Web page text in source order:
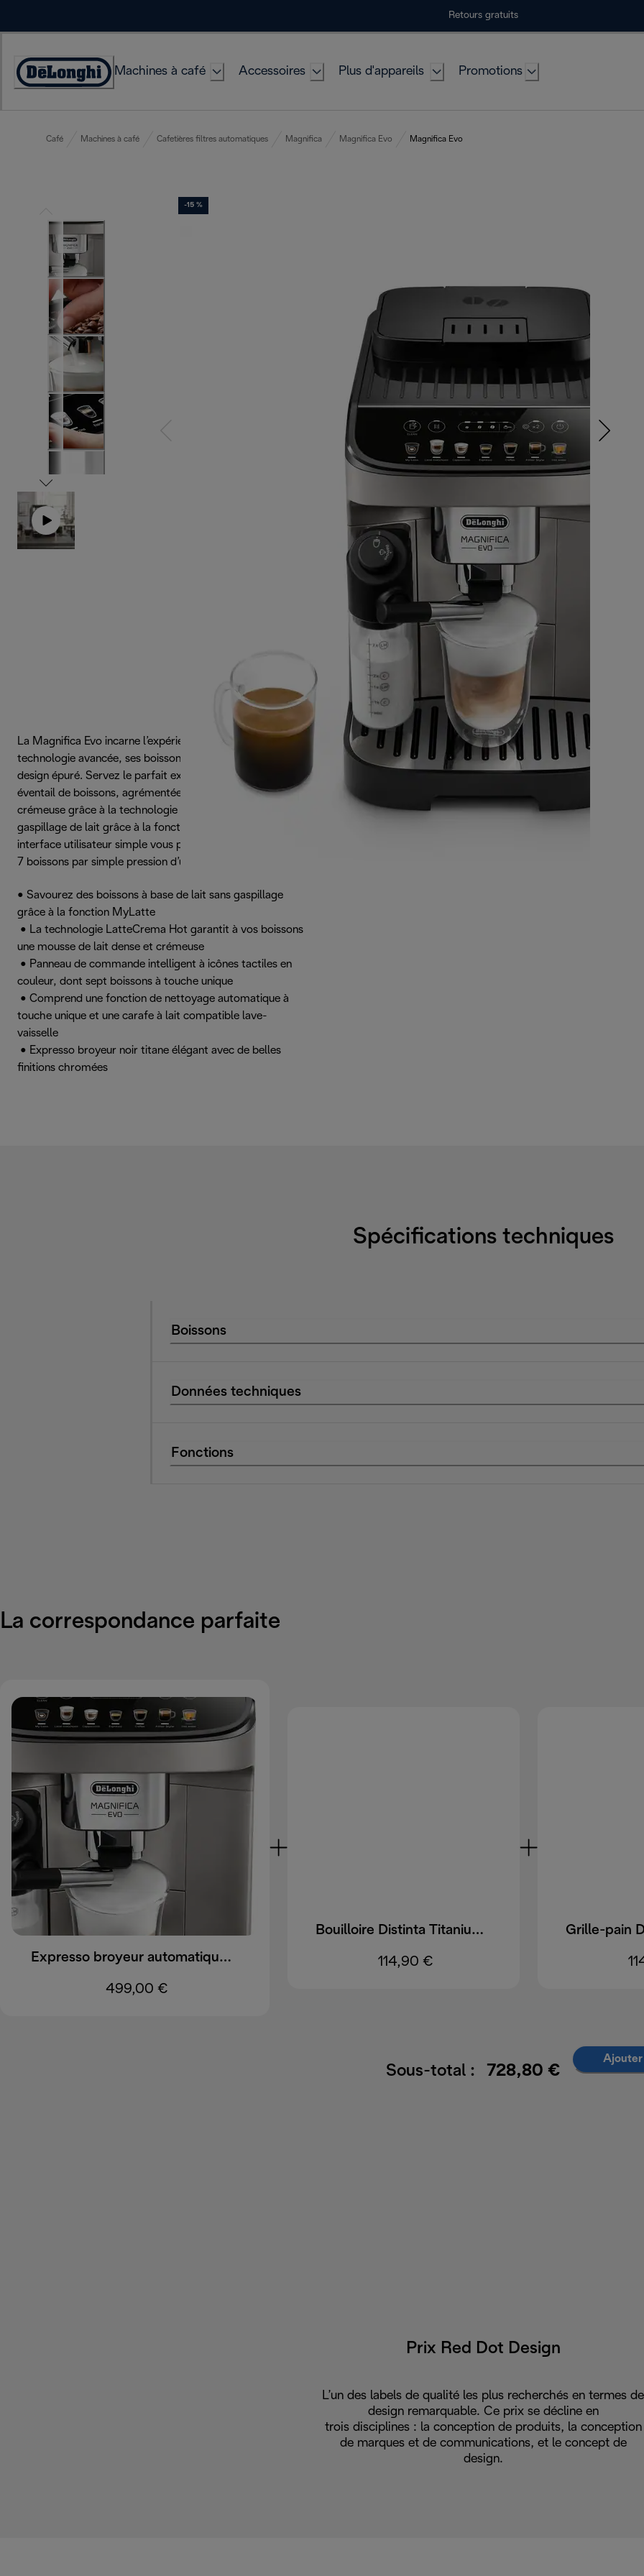
Retours gratuits
Déclaration
Machines à café Accessoires Plus d'appareils Promotions
Café Machines à café Cafetières filtres automatiques Magnifica Magnifica Evo Magnifica Evo
-15 %
La Magnifica Evo incarne l’expérience De’Longhi avec sa
technologie avancée, ses boissons authentiques et son
design épuré. Servez le parfait expresso italien et un large
éventail de boissons, agrémentées d’une mousse de lait
crémeuse grâce à la technologie LatteCrema Hot, sans
gaspillage de lait grâce à la fonction MyLatte. Son
interface utilisateur simple vous permet de choisir parmi
7 boissons par simple pression d’une touche.
• Savourez des boissons à base de lait sans gaspillage
grâce à la fonction MyLatte
• La technologie LatteCrema Hot garantit à vos boissons
une mousse de lait dense et crémeuse
• Panneau de commande intelligent à icônes tactiles en
couleur, dont sept boissons à touche unique
• Comprend une fonction de nettoyage automatique à
touche unique et une carafe à lait compatible lave-
vaisselle
• Expresso broyeur noir titane élégant avec de belles
finitions chromées
Spécifications techniques
Boissons
Données techniques
Fonctions
La correspondance parfaite
Expresso broyeur automatique Magnifica Evo ECAM290.81.TB EX:1
499,00 €
Bouilloire Distinta Titanium KBIN2001.TB
114,90 €
Sous-total : 728,80 €
Ajouter
Prix Red Dot Design
L’un des labels de qualité les plus recherchés en termes de
design remarquable. Ce prix se décline en
trois disciplines : la conception de produits, la conception
de marques et de communications, et le concept de
design.